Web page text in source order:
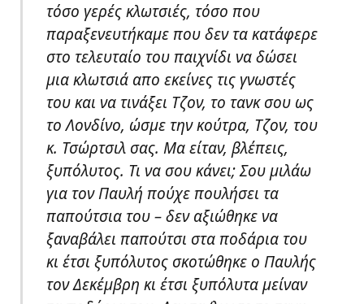
τόσο γερές κλωτσιές, τόσο που
παραξενευτήκαμε που δεν τα κατάφερε
στο τελευταίο του παιχνίδι να δώσει
μια κλωτσιά απο εκείνες τις γνωστές
του και να τινάξει Τζον, το τανκ σου ως
το Λονδίνο, ώσμε την κούτρα, Τζον, του
κ. Τσώρτσιλ σας. Μα είταν, βλέπεις,
ξυπόλυτος. Τι να σου κάνει; Σου μιλάω
για τον Παυλή πούχε πουλήσει τα
παπούτσια του – δεν αξιώθηκε να
ξαναβάλει παπούτσι στα ποδάρια του
κι έτσι ξυπόλυτος σκοτώθηκε ο Παυλής
τον Δεκέμβρη κι έτσι ξυπόλυτα μείναν